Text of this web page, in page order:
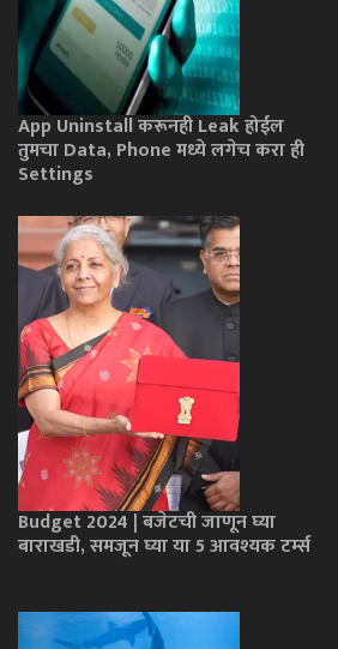
App Uninstall करूनही Leak होईल
तुमचा Data, Phone मध्ये लगेच करा ही
Settings
Budget 2024 | बजेटची जाणून घ्या
बाराखडी, समजून घ्या या 5 आवश्यक टर्म्स